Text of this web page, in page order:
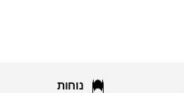
נוחות